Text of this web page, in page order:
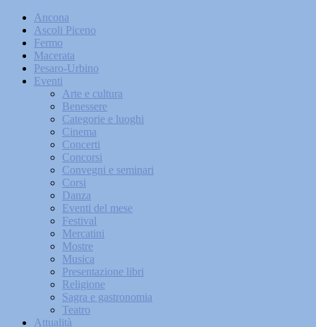
Ancona
Ascoli Piceno
Fermo
Macerata
Pesaro-Urbino
Eventi
Arte e cultura
Benessere
Categorie e luoghi
Cinema
Concerti
Concorsi
Convegni e seminari
Corsi
Danza
Eventi del mese
Festival
Mercatini
Mostre
Musica
Presentazione libri
Religione
Sagra e gastronomia
Teatro
Attualità